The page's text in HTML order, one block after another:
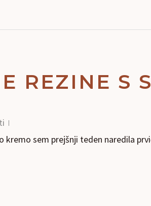
REZINE S
kremo sem prejšnji teden naredila